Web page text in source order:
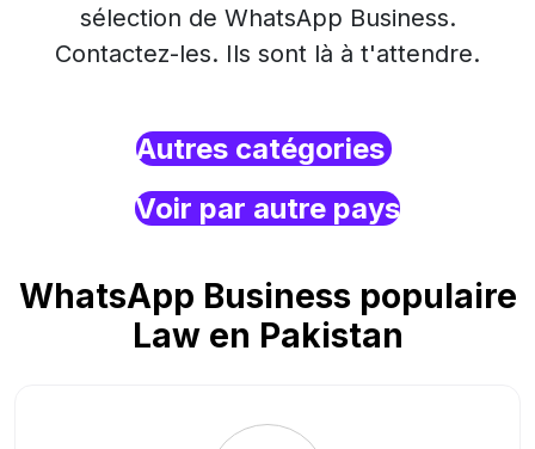
sélection de WhatsApp Business.
Contactez-les. Ils sont là à t'attendre.
Autres catégories
Voir par autre pays
WhatsApp Business populaire
Law en Pakistan